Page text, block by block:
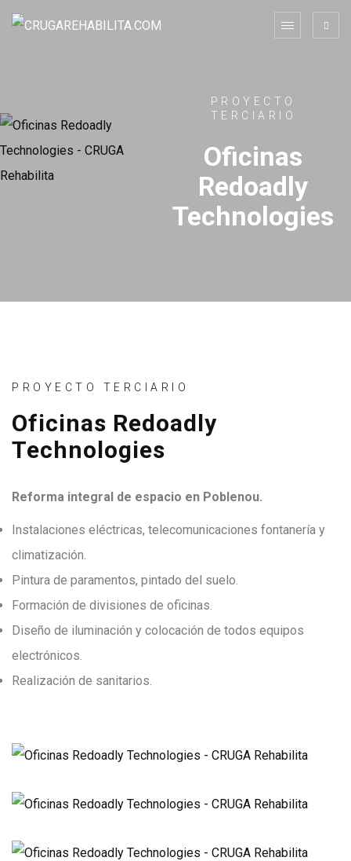
PROYECTO
TERCIARIO
Oficinas
Redoadly
Technologies
PROYECTO TERCIARIO
Oficinas Redoadly
Technologies
Reforma integral de espacio en Poblenou.
Instalaciones eléctricas, telecomunicaciones fontanería y
climatización.
Pintura de paramentos, pintado del suelo.
Formación de divisiones de oficinas.
Diseño de iluminación y colocación de todos equipos
electrónicos.
Realización de sanitarios.